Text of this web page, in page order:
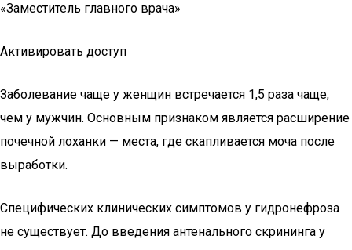
«Заместитель главного врача»
Активировать доступ
Заболевание чаще у женщин встречается 1,5 раза чаще,
чем у мужчин. Основным признаком является расширение
почечной лоханки — места, где скапливается моча после
выработки.
Специфических клинических симптомов у гидронефроза
не существует. До введения антенального скрининга у